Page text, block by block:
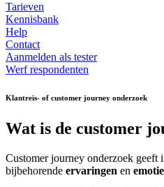
Tarieven
Kennisbank
Help
Contact
Aanmelden als tester
Werf respondenten
Klantreis- of customer journey onderzoek
Wat is de customer
Customer journey onderzoek geeft
bijbehorende ervaringen en